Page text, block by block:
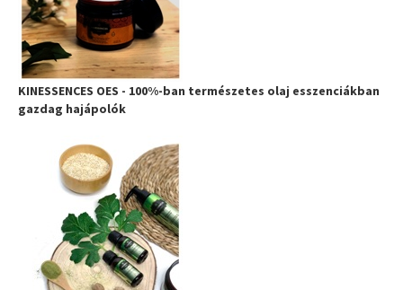
KINESSENCES OES - 100%-ban természetes olaj esszenciákban
gazdag hajápolók